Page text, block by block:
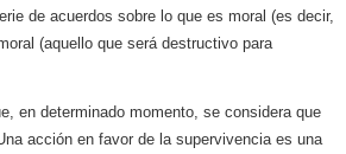
de acuerdos sobre lo que es moral (es decir,
(aquello que será destructivo para
en determinado momento, se considera que
acción en favor de la supervivencia es una